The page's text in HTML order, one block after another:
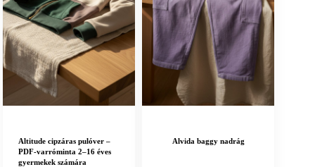
Altitude cipzáras pulóver –
PDF-varróminta 2–16 éves
gyermekek számára
Alvida baggy nadrág